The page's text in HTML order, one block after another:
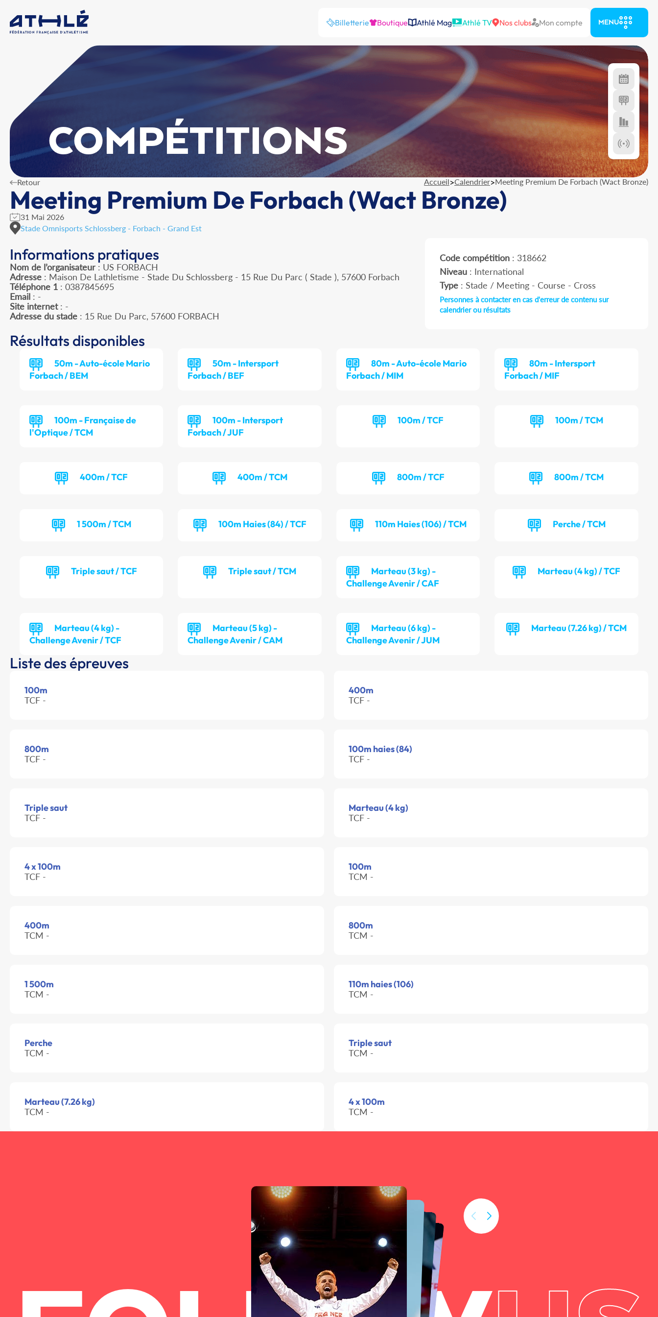
Billetterie Boutique Athlé Mag Athlé TV Nos clubs Mon compte MENU
COMPÉTITIONS
Retour Accueil>Calendrier>Meeting Premium De Forbach (Wact Bronze)
Meeting Premium De Forbach (Wact Bronze)
31 Mai 2026
Stade Omnisports Schlossberg - Forbach - Grand Est
Informations pratiques
Nom de l’organisateur : US FORBACH
Adresse : Maison De Lathletisme - Stade Du Schlossberg - 15 Rue Du Parc ( Stade ), 57600 Forbach
Téléphone 1 : 0387845695
Email : -
Site internet: -
Adresse du stade : 15 Rue Du Parc, 57600 FORBACH
Code compétition: 318662
Niveau: International
Type: Stade / Meeting - Course - Cross
Personnes à contacter en cas d'erreur de contenu sur
calendrier ou résultats
Résultats disponibles
50m - Auto-école Mario
Forbach / BEM
50m - Intersport
Forbach / BEF
80m - Auto-école Mario
Forbach / MIM
80m - Intersport
Forbach / MIF
100m - Française de
l'Optique / TCM
100m - Intersport
Forbach / JUF
100m / TCF 100m / TCM
400m / TCF 400m / TCM 800m / TCF 800m / TCM
1 500m / TCM 100m Haies (84) / TCF 110m Haies (106) / TCM Perche / TCM
Triple saut / TCF Triple saut / TCM
Marteau (3 kg) -
Challenge Avenir / CAF
Marteau (4 kg) / TCF
Marteau (4 kg) -
Challenge Avenir / TCF
Marteau (5 kg) -
Challenge Avenir / CAM
Marteau (6 kg) -
Challenge Avenir / JUM
Marteau (7.26 kg) / TCM
Liste des épreuves
100m
TCF -
400m
TCF -
800m
TCF -
100m haies (84)
TCF -
Triple saut
TCF -
Marteau (4 kg)
TCF -
4 x 100m
TCF -
100m
TCM -
400m
TCM -
800m
TCM -
1 500m
TCM -
110m haies (106)
TCM -
Perche
TCM -
Triple saut
TCM -
Marteau (7.26 kg)
TCM -
4 x 100m
TCM -